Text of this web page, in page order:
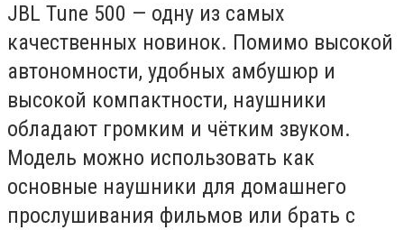
JBL Tune 500 — одну из самых
качественных новинок. Помимо высокой
автономности, удобных амбушюр и
высокой компактности, наушники
обладают громким и чётким звуком.
Модель можно использовать как
основные наушники для домашнего
прослушивания фильмов или брать с